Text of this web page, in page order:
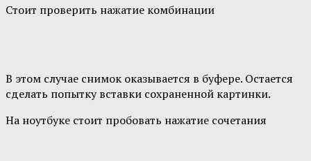
Стоит проверить нажатие комбинации
В этом случае снимок оказывается в буфере. Остается
сделать попытку вставки сохраненной картинки.
На ноутбуке стоит пробовать нажатие сочетания